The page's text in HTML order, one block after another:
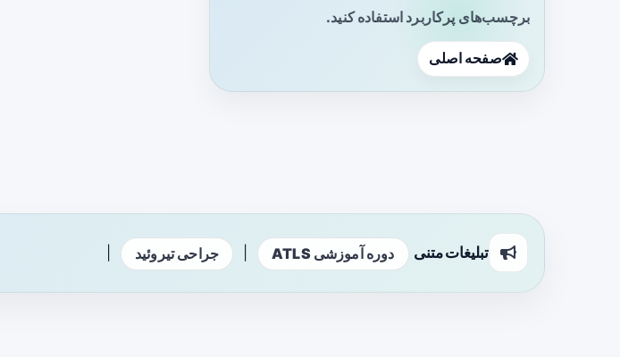
برچسب‌های پرکاربرد استفاده کنید.
صفحه اصلی
تبلیغات متنی دوره آموزشی ATLS جراحی تیروئید